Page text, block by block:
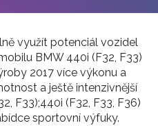
využít potenciál vozidel
BMW 440i (F32, F33)
2017 více výkonu a
a ještě intenzivnější
F33);440i (F32, F33, F36)
sportovní výfuky.